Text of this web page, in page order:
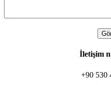
İletişim
+90 530